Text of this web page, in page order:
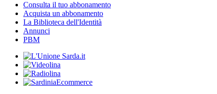
Consulta il tuo abbonamento
Acquista un abbonamento
La Biblioteca dell'Identità
Annunci
PBM